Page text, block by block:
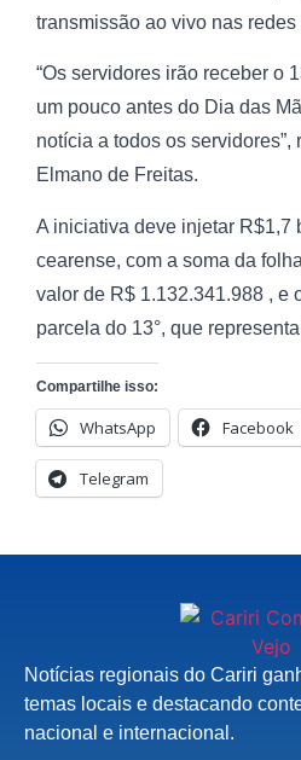
transmissão ao vivo nas redes
“Os servidores irão receber o
um pouco antes do Dia das
notícia a todos os servidores”,
Elmano de Freitas.
A iniciativa deve injetar R$1,7
cearense, com a soma da
valor de R$ 1.132.341.988 , e
parcela do 13°, que
Compartilhe isso:
WhatsApp Facebook
Telegram
Notícias regionais do Cariri
temas locais e destacando
nacional e internacional.